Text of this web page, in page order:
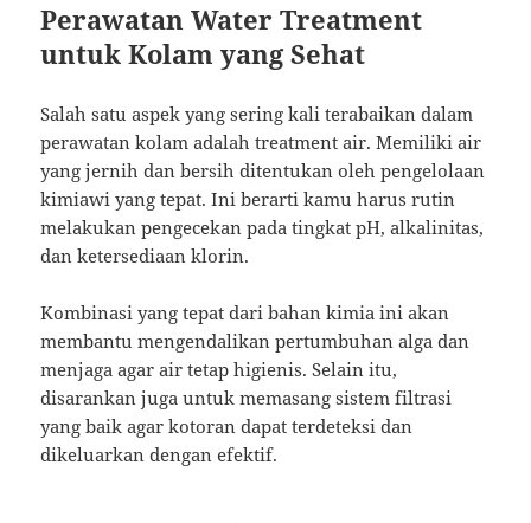
Perawatan Water Treatment
untuk Kolam yang Sehat
Salah satu aspek yang sering kali terabaikan dalam
perawatan kolam adalah treatment air. Memiliki air
yang jernih dan bersih ditentukan oleh pengelolaan
kimiawi yang tepat. Ini berarti kamu harus rutin
melakukan pengecekan pada tingkat pH, alkalinitas,
dan ketersediaan klorin.
Kombinasi yang tepat dari bahan kimia ini akan
membantu mengendalikan pertumbuhan alga dan
menjaga agar air tetap higienis. Selain itu,
disarankan juga untuk memasang sistem filtrasi
yang baik agar kotoran dapat terdeteksi dan
dikeluarkan dengan efektif.